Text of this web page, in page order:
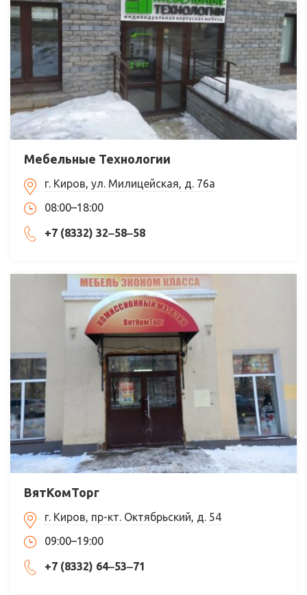
Мебельные Технологии
г. Киров, ул. Милицейская, д. 76а
08:00–18:00
+7 (8332) 32‒58‒58
ВятКомТорг
г. Киров, пр-кт. Октябрьский, д. 54
09:00–19:00
+7 (8332) 64‒53‒71